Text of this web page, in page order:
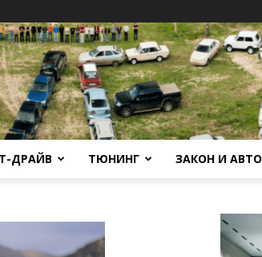
ДРАЙВ ТЮНИНГ ЗАКОН И АВТО